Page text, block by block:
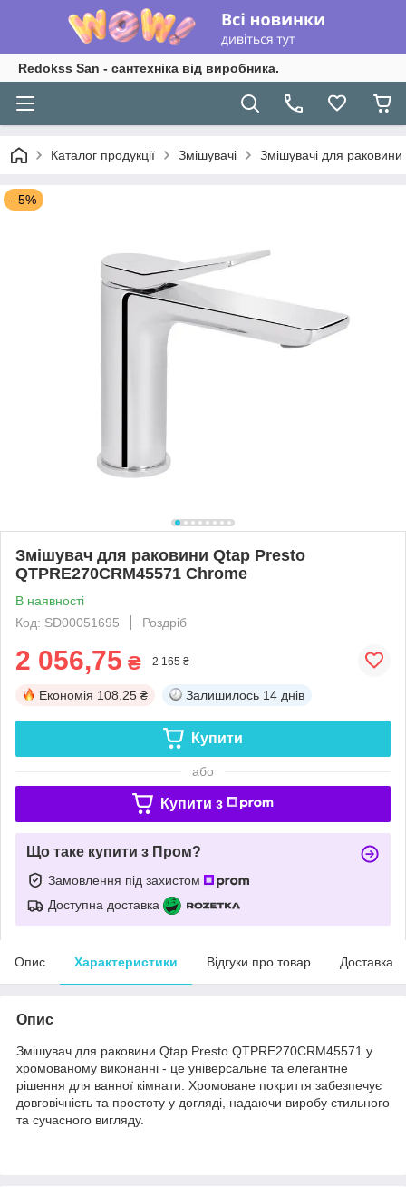
Redokss San - сантехніка від виробника.
Каталог продукції Змішувачі Змішувачі для раковини
–5%
Змішувач для раковини Qtap Presto
QTPRE270CRM45571 Chrome
В наявності
Код: SD00051695
Роздріб
2 056,75 ₴ 2 165 ₴
Економія 108.25 ₴ Залишилось 14 днів
Купити
або
Купити з
Що таке купити з Пром?
Замовлення під захистом
Доступна доставка
Опис Характеристики Відгуки про товар Доставка
Опис
Змішувач для раковини Qtap Presto QTPRE270CRM45571 у
хромованому виконанні - це універсальне та елегантне
рішення для ванної кімнати. Хромоване покриття забезпечує
довговічність та простоту у догляді, надаючи виробу стильного
та сучасного вигляду.